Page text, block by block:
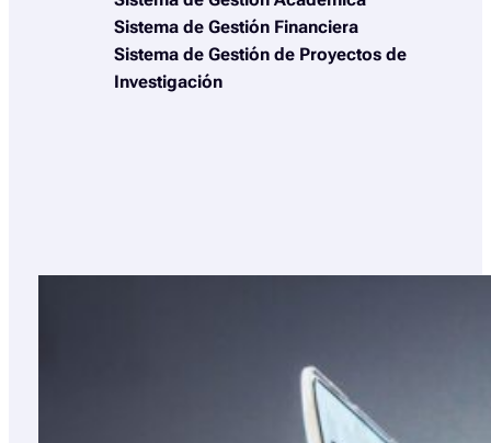
Sistema de Gestión Financiera
Sistema de Gestión de Proyectos de
Investigación